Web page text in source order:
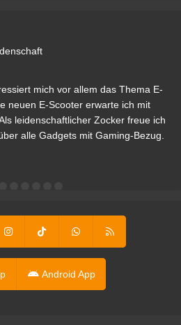
mich vor allem das Thema E-
neuen E-Scooter erwarte ich mit
leidenschaftlicher Zocker freue ich
alle Gadgets mit Gaming-Bezug.
Android App